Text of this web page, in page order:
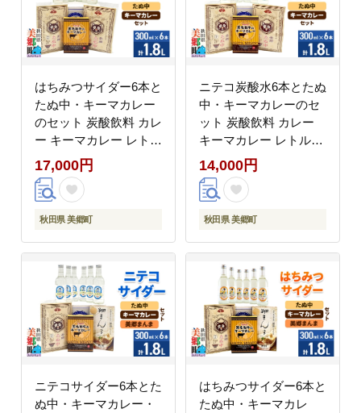
はちみつサイダー6本と
たぬ中・キーマカレー
のセット 炭酸飲料 カレ
ー キーマカレー レトル
ト 中華麺 [ニテコサイ
ダー はちみつサイダー
ハチミツ 蜂蜜 ご当地
水 カレー キーマカレー
レトルト 中華麺 ラーメ
ン セット 秋田県 美郷
17,000円
秋田県 美郷町
ニテコ炭酸水6本とたぬ
中・キーマカレーのセ
ット 炭酸飲料 カレー
キーマカレー レトルト
中華麺 [ニテコサイダー
ニテコ炭酸水 ご当地 サ
イダー 炭酸飲料 炭酸水
トルト 中華麺 ラーメン
セット 秋田県 美郷町]
14,000円
秋田県 美郷町
ニテコサイダー6本とた
ぬ中・キーマカレー・
はちみつサイダー6本と
たぬ中・キーマカレ